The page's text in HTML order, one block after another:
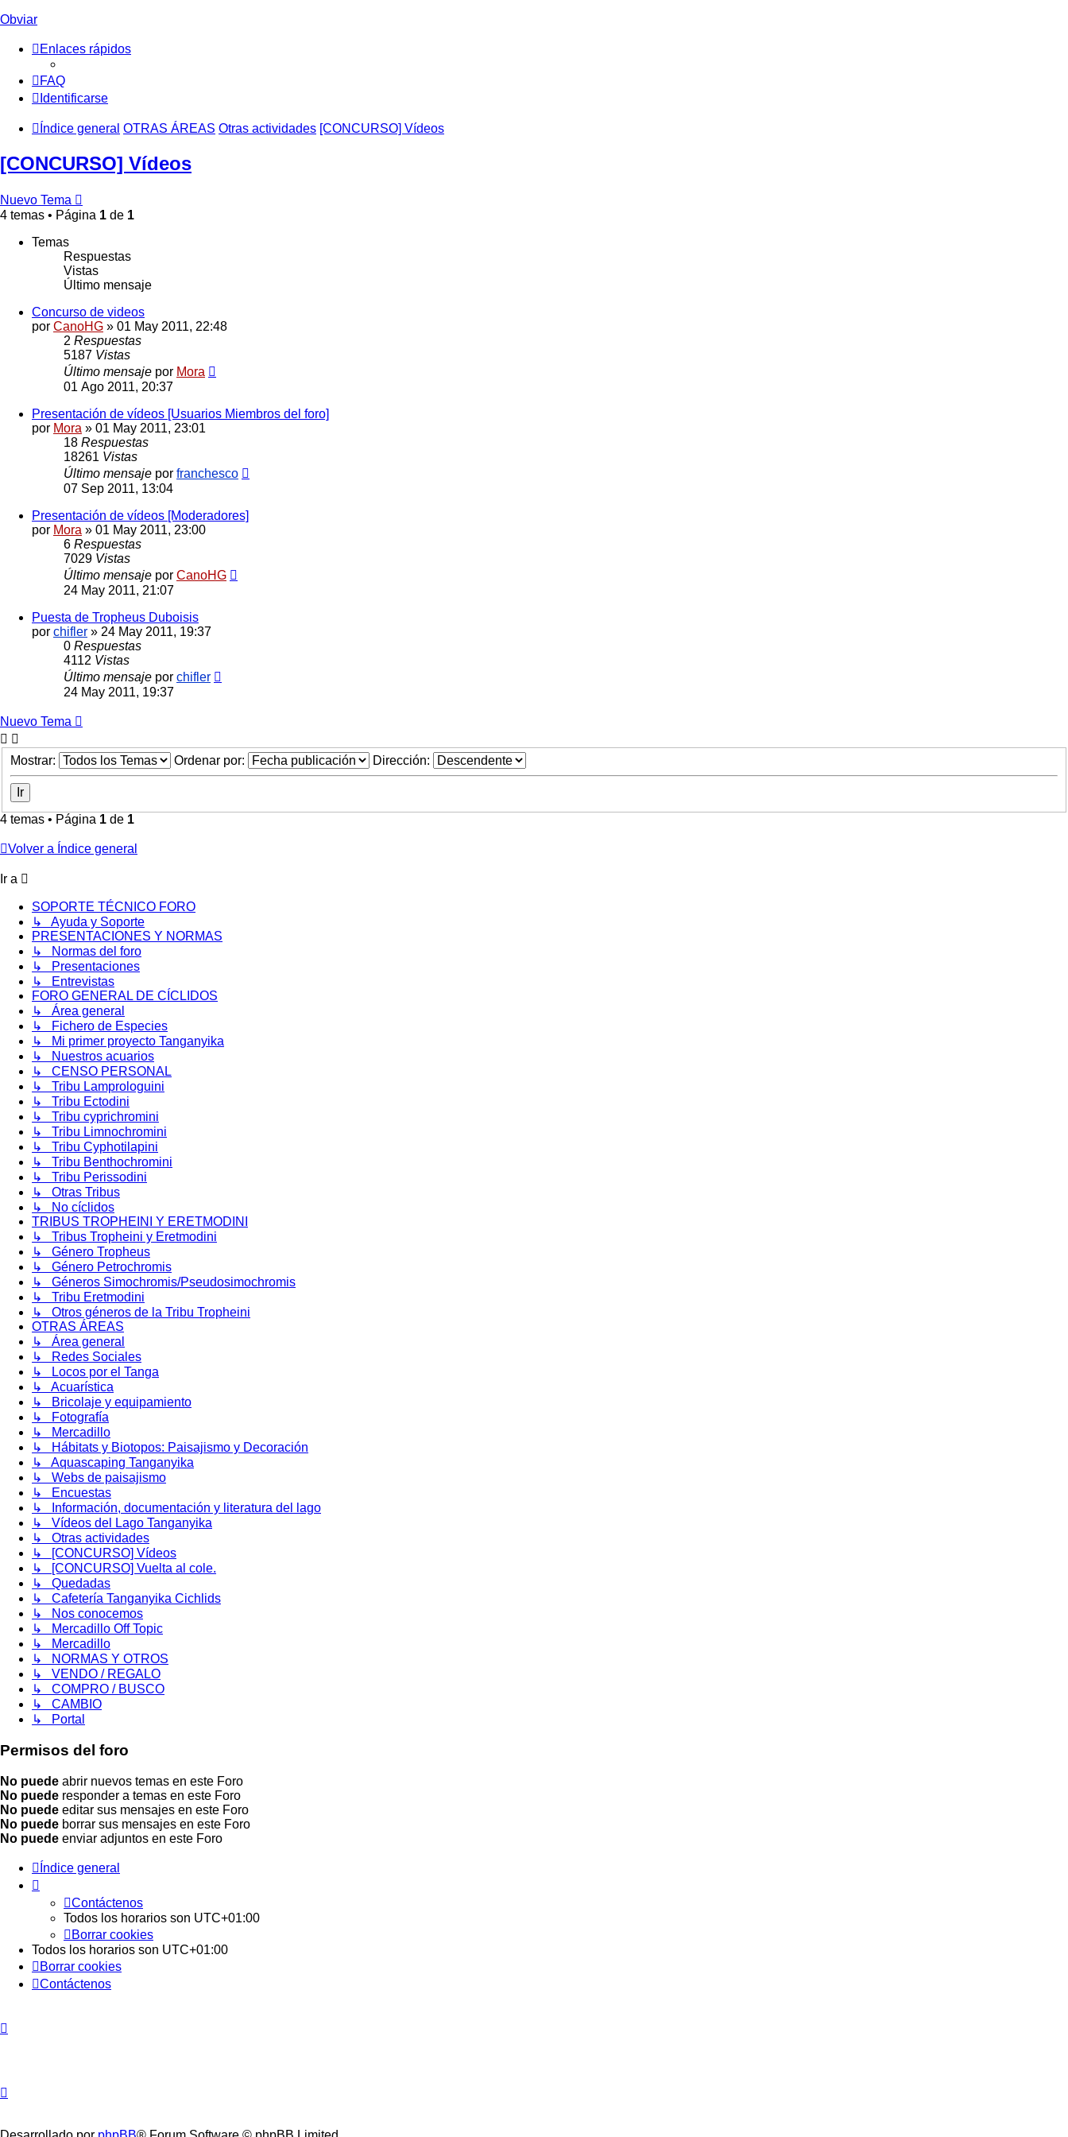
Obviar
Enlaces rápidos
FAQ
Identificarse
Índice general OTRAS ÁREAS Otras actividades [CONCURSO] Vídeos
[CONCURSO] Vídeos
Nuevo Tema
4 temas • Página 1 de 1
Temas
Respuestas
Vistas
Último mensaje
Concurso de videos
por CanoHG » 01 May 2011, 22:48
2 Respuestas
5187 Vistas
Último mensaje por Mora
01 Ago 2011, 20:37
Presentación de vídeos [Usuarios Miembros del foro]
por Mora » 01 May 2011, 23:01
18 Respuestas
18261 Vistas
Último mensaje por franchesco
07 Sep 2011, 13:04
Presentación de vídeos [Moderadores]
por Mora » 01 May 2011, 23:00
6 Respuestas
7029 Vistas
Último mensaje por CanoHG
24 May 2011, 21:07
Puesta de Tropheus Duboisis
por chifler » 24 May 2011, 19:37
0 Respuestas
4112 Vistas
Último mensaje por chifler
24 May 2011, 19:37
Nuevo Tema
Mostrar: Ordenar por: Dirección:
4 temas • Página 1 de 1
Volver a Índice general
Ir a
SOPORTE TÉCNICO FORO
↳ Ayuda y Soporte
PRESENTACIONES Y NORMAS
↳ Normas del foro
↳ Presentaciones
↳ Entrevistas
FORO GENERAL DE CÍCLIDOS
↳ Área general
↳ Fichero de Especies
↳ Mi primer proyecto Tanganyika
↳ Nuestros acuarios
↳ CENSO PERSONAL
↳ Tribu Lamprologuini
↳ Tribu Ectodini
↳ Tribu cyprichromini
↳ Tribu Limnochromini
↳ Tribu Cyphotilapini
↳ Tribu Benthochromini
↳ Tribu Perissodini
↳ Otras Tribus
↳ No cíclidos
TRIBUS TROPHEINI Y ERETMODINI
↳ Tribus Tropheini y Eretmodini
↳ Género Tropheus
↳ Género Petrochromis
↳ Géneros Simochromis/Pseudosimochromis
↳ Tribu Eretmodini
↳ Otros géneros de la Tribu Tropheini
OTRAS ÁREAS
↳ Área general
↳ Redes Sociales
↳ Locos por el Tanga
↳ Acuarística
↳ Bricolaje y equipamiento
↳ Fotografía
↳ Mercadillo
↳ Hábitats y Biotopos: Paisajismo y Decoración
↳ Aquascaping Tanganyika
↳ Webs de paisajismo
↳ Encuestas
↳ Información, documentación y literatura del lago
↳ Vídeos del Lago Tanganyika
↳ Otras actividades
↳ [CONCURSO] Vídeos
↳ [CONCURSO] Vuelta al cole.
↳ Quedadas
↳ Cafetería Tanganyika Cichlids
↳ Nos conocemos
↳ Mercadillo Off Topic
↳ Mercadillo
↳ NORMAS Y OTROS
↳ VENDO / REGALO
↳ COMPRO / BUSCO
↳ CAMBIO
↳ Portal
Permisos del foro
No puede abrir nuevos temas en este Foro
No puede responder a temas en este Foro
No puede editar sus mensajes en este Foro
No puede borrar sus mensajes en este Foro
No puede enviar adjuntos en este Foro
Índice general
Contáctenos
Todos los horarios son UTC+01:00
Borrar cookies
Todos los horarios son UTC+01:00
Borrar cookies
Contáctenos